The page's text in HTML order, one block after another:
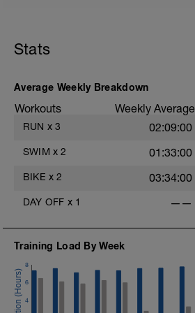
-> 2x400 kr RR rozpływanie
Stats
Average Weekly Breakdown
Workouts Weekly Average
RUN x 3 02:09:00
SWIM x 2 01:33:00
BIKE x 2 03:34:00
DAY OFF x 1 ——
Training Load By Week
4
6
8